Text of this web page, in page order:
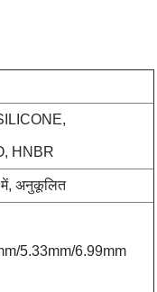
HNBR
में, अनुकूलित
5.33mm/6.99mm